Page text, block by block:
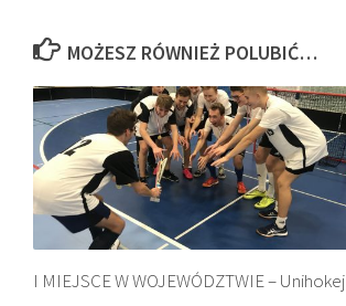
MOŻESZ RÓWNIEŻ POLUBIĆ…
I MIEJSCE W WOJEWÓDZTWIE – Unihokej